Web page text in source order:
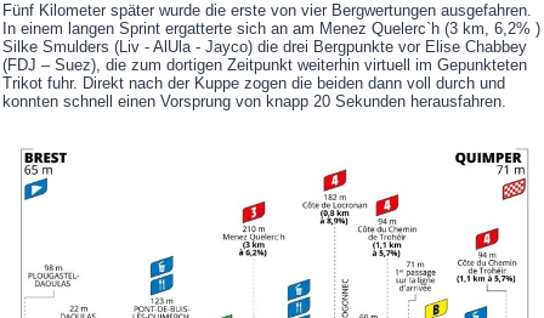
Fünf Kilometer später wurde die erste von vier Bergwertungen ausgefahren.
In einem langen Sprint ergatterte sich an am Menez Quelerc`h (3 km, 6,2% )
Silke Smulders (Liv - AlUla - Jayco) die drei Bergpunkte vor Elise Chabbey
(FDJ – Suez), die zum dortigen Zeitpunkt weiterhin virtuell im Gepunkteten
Trikot fuhr. Direkt nach der Kuppe zogen die beiden dann voll durch und
konnten schnell einen Vorsprung von knapp 20 Sekunden herausfahren.